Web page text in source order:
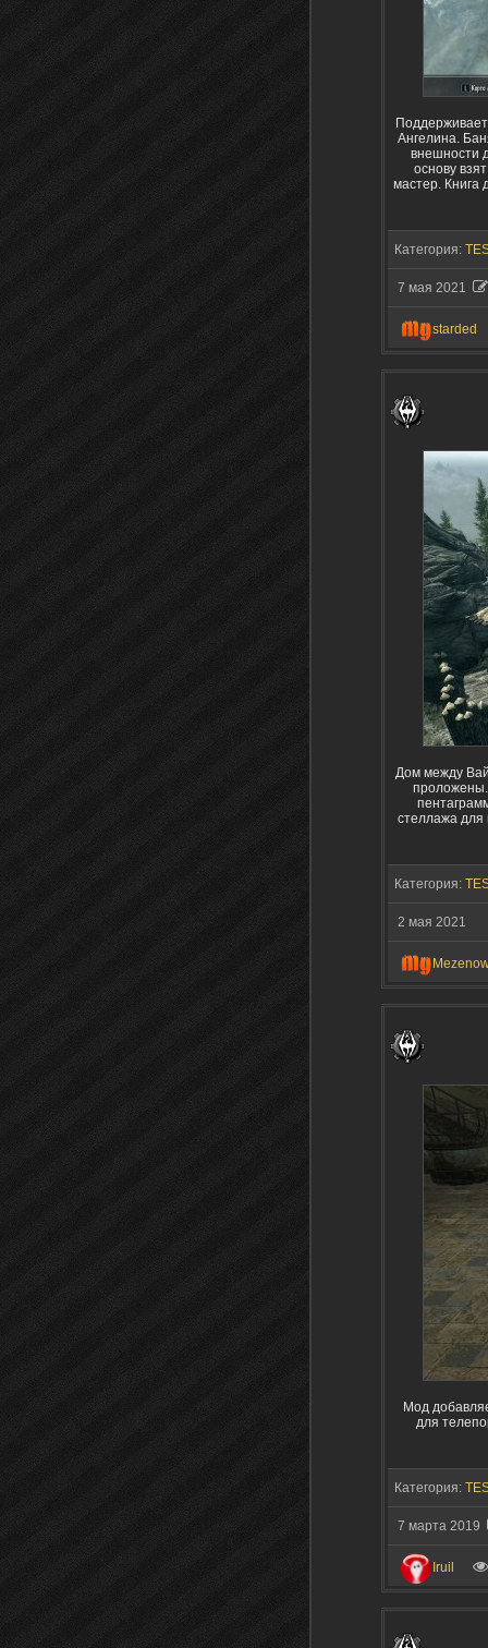
Ангелина.
внешности
основу
мастер. Книга
Категория:
7 мая 2021
starded
Дом между
стеллажа для
Категория:
2 мая 2021
Мод
для
Категория:
7 марта 2019
Iruil